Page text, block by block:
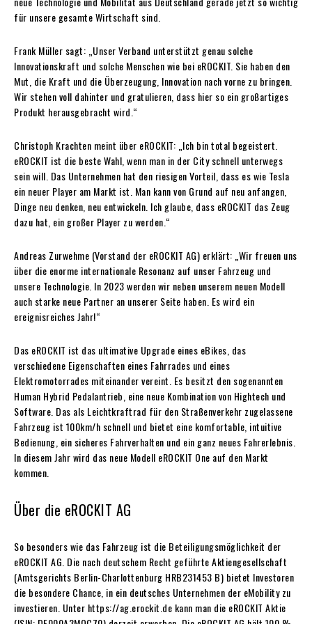
für unsere gesamte Wirtschaft sind.
Frank Müller sagt: „Unser Verband unterstützt genau solche
Innovationskraft und solche Menschen wie bei eROCKIT. Sie haben den
Mut, die Kraft und die Überzeugung, Innovation nach vorne zu bringen.
Wir stehen voll dahinter und gratulieren, dass hier so ein großartiges
Produkt herausgebracht wird.“
Christoph Krachten meint über eROCKIT: „Ich bin total begeistert.
eROCKIT ist die beste Wahl, wenn man in der City schnell unterwegs
sein will. Das Unternehmen hat den riesigen Vorteil, dass es wie Tesla
ein neuer Player am Markt ist. Man kann von Grund auf neu anfangen,
Dinge neu denken, neu entwickeln. Ich glaube, dass eROCKIT das Zeug
dazu hat, ein großer Player zu werden.“
Andreas Zurwehme (Vorstand der eROCKIT AG) erklärt: „Wir freuen uns
über die enorme internationale Resonanz auf unser Fahrzeug und
unsere Technologie. In 2023 werden wir neben unserem neuen Modell
auch starke neue Partner an unserer Seite haben. Es wird ein
ereignisreiches Jahr!“
Das eROCKIT ist das ultimative Upgrade eines eBikes, das
verschiedene Eigenschaften eines Fahrrades und eines
Elektromotorrades miteinander vereint. Es besitzt den sogenannten
Human Hybrid Pedalantrieb, eine neue Kombination von Hightech und
Software. Das als Leichtkraftrad für den Straßenverkehr zugelassene
Fahrzeug ist 100km/h schnell und bietet eine komfortable, intuitive
Bedienung, ein sicheres Fahrverhalten und ein ganz neues Fahrerlebnis.
In diesem Jahr wird das neue Modell eROCKIT One auf den Markt
kommen.
Über die eROCKIT AG
So besonders wie das Fahrzeug ist die Beteiligungsmöglichkeit der
eROCKIT AG. Die nach deutschem Recht geführte Aktiengesellschaft
(Amtsgerichts Berlin-Charlottenburg HRB231453 B) bietet Investoren
die besondere Chance, in ein deutsches Unternehmen der eMobility zu
investieren. Unter https://ag.erockit.de kann man die eROCKIT Aktie